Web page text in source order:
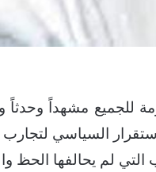
للجميع مشهداً وحدثاً
السياسي لتجارب
التي لم يحالفها الحظ